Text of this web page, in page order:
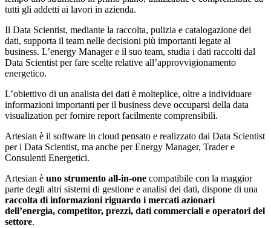
tutti gli addetti ai lavori in azienda.
Il Data Scientist, mediante la raccolta, pulizia e catalogazione dei
dati, supporta il team nelle decisioni più importanti legate al
business. L’energy Manager e il suo team, studia i dati raccolti dal
Data Scientist per fare scelte relative all’approvvigionamento
energetico.
L’obiettivo di un analista dei dati è molteplice, oltre a individuare
informazioni importanti per il business deve occuparsi della data
visualization per fornire report facilmente comprensibili.
Artesian è il software in cloud pensato e realizzato dai Data Scientist
per i Data Scientist, ma anche per Energy Manager, Trader e
Consulenti Energetici.
Artesian è uno strumento all-in-one compatibile con la maggior
parte degli altri sistemi di gestione e analisi dei dati, dispone di una
raccolta di informazioni riguardo i mercati azionari
dell’energia, competitor, prezzi, dati commerciali e operatori del
settore.